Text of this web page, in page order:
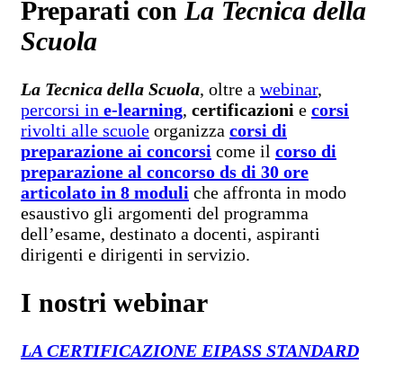
Preparati con La Tecnica della
Scuola
La Tecnica della Scuola, oltre a webinar,
percorsi in e-learning, certificazioni e corsi
rivolti alle scuole organizza corsi di
preparazione ai concorsi come il corso di
preparazione al concorso ds di 30 ore
articolato in 8 moduli che affronta in modo
esaustivo gli argomenti del programma
dell’esame, destinato a docenti, aspiranti
dirigenti e dirigenti in servizio.
I nostri webinar
LA CERTIFICAZIONE EIPASS STANDARD